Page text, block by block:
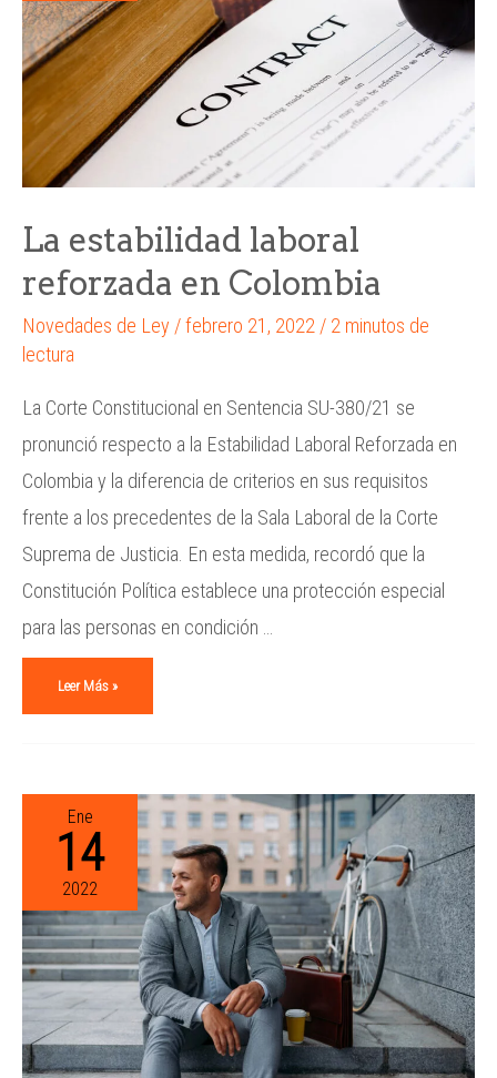
La estabilidad laboral
reforzada en Colombia
Novedades de Ley /febrero 21, 2022 / 2 minutos de
lectura
La Corte Constitucional en Sentencia SU-380/21 se
pronunció respecto a la Estabilidad Laboral Reforzada en
Colombia y la diferencia de criterios en sus requisitos
frente a los precedentes de la Sala Laboral de la Corte
Suprema de Justicia. En esta medida, recordó que la
Constitución Política establece una protección especial
para las personas en condición …
Leer Más »
Ene
14
2022